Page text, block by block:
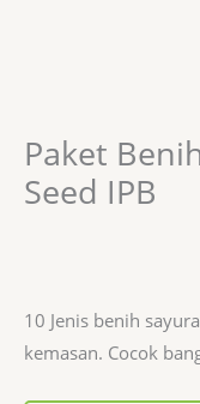
Paket
Seed IPB
10 Jenis benih
kemasan. Cocok